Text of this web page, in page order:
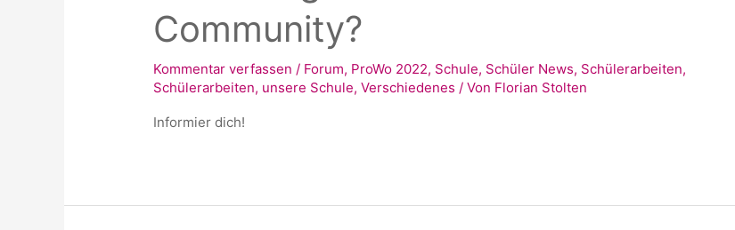
Community?
Kommentar verfassen / Forum, ProWo 2022, Schule, Schüler News, Schülerarbeiten,
Schülerarbeiten, unsere Schule,Verschiedenes / Von Florian Stolten
Informier dich!